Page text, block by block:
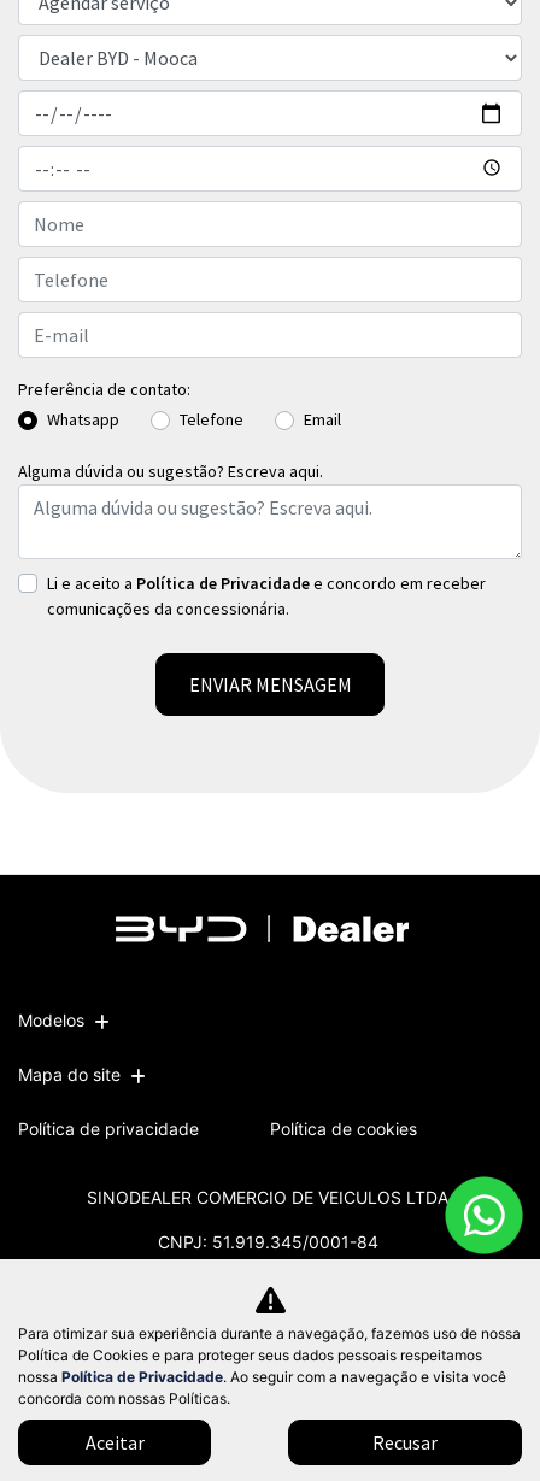
Preferência de contato:
Whatsapp
Telefone Email
Alguma dúvida ou sugestão? Escreva aqui.
Li e aceito a Política de Privacidadee concordo em receber
comunicações da concessionária.
ENVIAR MENSAGEM
Modelos
Mapa do site
Política de privacidade Política de cookies
SINODEALER COMERCIO DE VEICULOS LTDA
CNPJ: 51.919.345/0001-84
No trânsito, enxergar o outro salva
vidas.
Desenvolvido pela DEALERSPACE ® Direitos Reservados.
Para otimizar sua experiência durante a navegação, fazemos uso de nossa
Política de Cookies e para proteger seus dados pessoais respeitamos
nossa Política de Privacidade. Ao seguir com a navegação e visita você
concorda com nossas Políticas.
Aceitar Recusar